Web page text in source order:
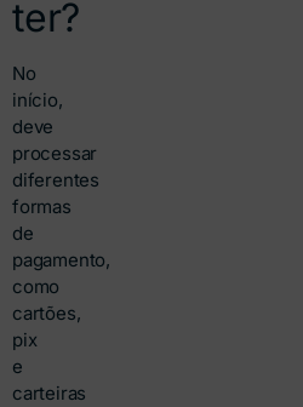
ter?
No
início,
deve
processar
diferentes
formas
de
pagamento,
como
cartões,
pix
e
carteiras